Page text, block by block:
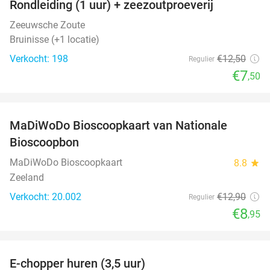
Rondleiding (1 uur) + zeezoutproeverij
Zeeuwsche Zoute
Bruinisse (+1 locatie)
Verkocht: 198
Regulier €12,50
€7,50
MaDiWoDo Bioscoopkaart van Nationale
Bioscoopbon
MaDiWoDo Bioscoopkaart 8.8 star
Zeeland
Verkocht: 20.002
Regulier €12,90
€8,95
E-chopper huren (3,5 uur)